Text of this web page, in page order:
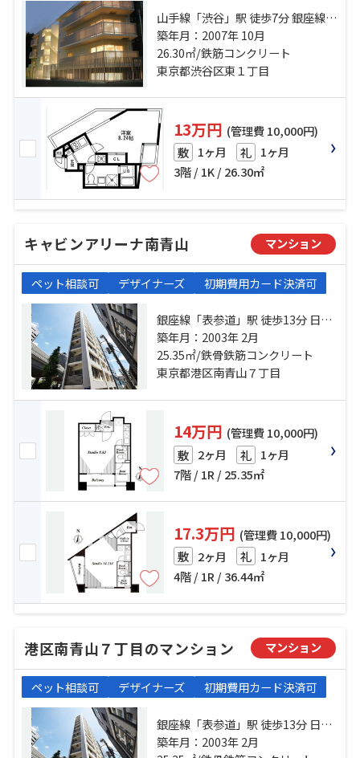
山手線「渋谷」駅 徒歩7分 銀座線
「表参道」駅 徒歩10分 東急東横線
「代官山」駅 徒歩19分
築年月：2007年 10月
26.30㎡/鉄筋コンクリート
東京都渋谷区東１丁目
13万円 (管理費 10,000円)
敷 1ヶ月 礼 1ヶ月
3階 / 1K / 26.30㎡
キャビンアリーナ南青山 マンション
ペット相談可 デザイナーズ 初期費用カード決済可
銀座線「表参道」駅 徒歩13分 日比
谷線「広尾」駅 徒歩14分 千代田線
「乃木坂」駅 徒歩18分
築年月：2003年 2月
25.35㎡/鉄骨鉄筋コンクリート
東京都港区南青山７丁目
14万円 (管理費 10,000円)
敷 2ヶ月 礼 1ヶ月
7階 / 1R / 25.35㎡
17.3万円 (管理費 10,000円)
敷 2ヶ月 礼 1ヶ月
4階 / 1R / 36.44㎡
港区南青山７丁目のマンション マンション
ペット相談可 デザイナーズ 初期費用カード決済可
銀座線「表参道」駅 徒歩13分 日比
谷線「広尾」駅 徒歩14分 千代田線
築年月：2003年 2月